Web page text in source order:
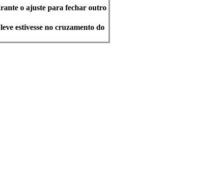
o ajuste para fechar outro
estivesse no cruzamento do